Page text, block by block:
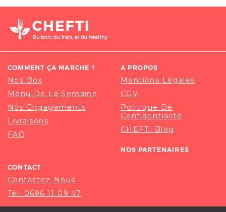
COMMENT ÇA MARCHE ?
Nos Box
Menu De La Semaine
Nos Engagements
Livraisons
FAQ
A PROPOS
Mentions Légales
CGV
Politique De
Confidentialité
CHEFTI Blog
NOS PARTENAIRES
CONTACT
Contactez-Nous
Tél. 0696 11 09 47